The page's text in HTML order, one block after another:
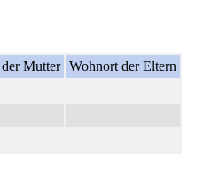
Mutter Wohnort der Eltern